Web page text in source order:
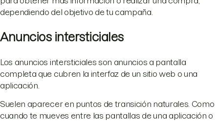
dependiendo del objetivo de tu campaña.
Anuncios intersticiales
Los anuncios intersticiales son anuncios a pantalla
completa que cubren la interfaz de un sitio web o una
aplicación.
Suelen aparecer en puntos de transición naturales. Como
cuando te mueves entre las pantallas de una aplicación o